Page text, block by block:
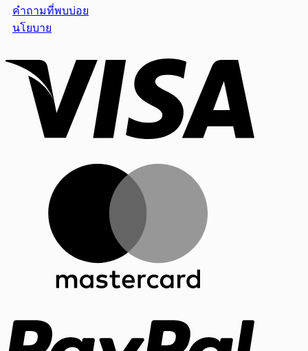
คำถามที่พบบ่อย
นโยบาย